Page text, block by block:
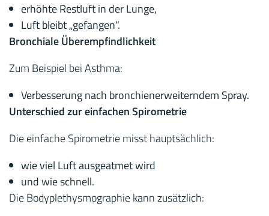
erhöhte Restluft in der Lunge,
Luft bleibt „gefangen“.
Bronchiale Überempfindlichkeit
Zum Beispiel bei Asthma:
Verbesserung nach bronchienerweiterndem Spray.
Unterschied zur einfachen Spirometrie
Die einfache Spirometrie misst hauptsächlich:
wie viel Luft ausgeatmet wird
und wie schnell.
Die Bodyplethysmographie kann zusätzlich: